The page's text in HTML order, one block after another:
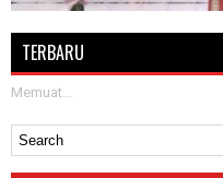
TERBARU
Memuat...